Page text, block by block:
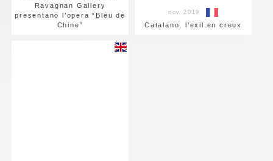
Ravagnan Gallery
presentano l’opera “Bleu de
Chine”
nov 2019
Catalano, l’exil en creux